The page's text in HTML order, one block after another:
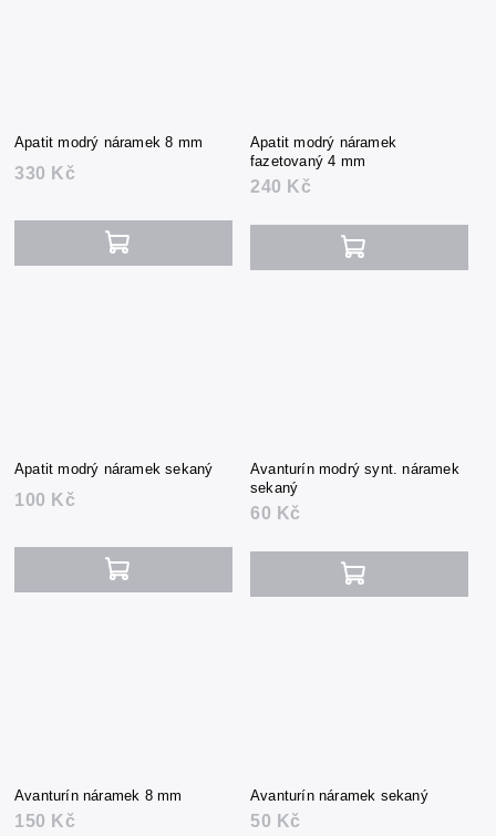
Apatit modrý náramek 8 mm
330 Kč
Apatit modrý náramek
fazetovaný 4 mm
240 Kč
Apatit modrý náramek sekaný
100 Kč
Avanturín modrý synt. náramek
sekaný
60 Kč
Avanturín náramek 8 mm
150 Kč
Avanturín náramek sekaný
50 Kč